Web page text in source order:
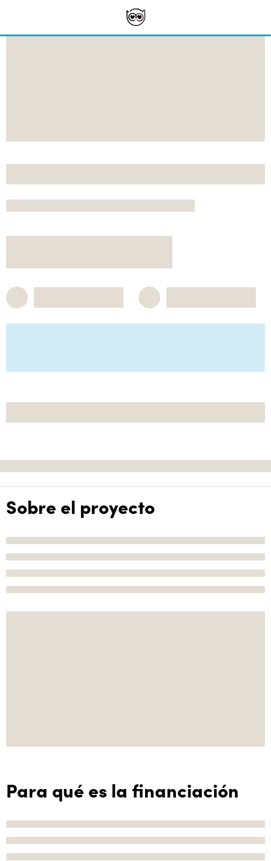
Sobre el proyecto
Para qué es la financiación